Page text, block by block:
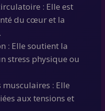
: Elle est
du cœur et la
: Elle soutient la
stress physique ou
: Elle
aux tensions et